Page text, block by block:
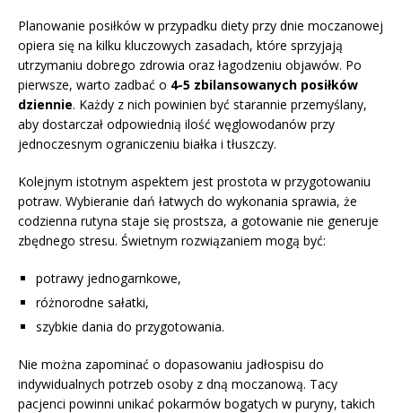
Planowanie posiłków w przypadku diety przy dnie moczanowej
opiera się na kilku kluczowych zasadach, które sprzyjają
utrzymaniu dobrego zdrowia oraz łagodzeniu objawów. Po
pierwsze, warto zadbać o 4-5 zbilansowanych posiłków
dziennie. Każdy z nich powinien być starannie przemyślany,
aby dostarczał odpowiednią ilość węglowodanów przy
jednoczesnym ograniczeniu białka i tłuszczy.
Kolejnym istotnym aspektem jest prostota w przygotowaniu
potraw. Wybieranie dań łatwych do wykonania sprawia, że
codzienna rutyna staje się prostsza, a gotowanie nie generuje
zbędnego stresu. Świetnym rozwiązaniem mogą być:
potrawy jednogarnkowe,
różnorodne sałatki,
szybkie dania do przygotowania.
Nie można zapominać o dopasowaniu jadłospisu do
indywidualnych potrzeb osoby z dną moczanową. Tacy
pacjenci powinni unikać pokarmów bogatych w puryny, takich